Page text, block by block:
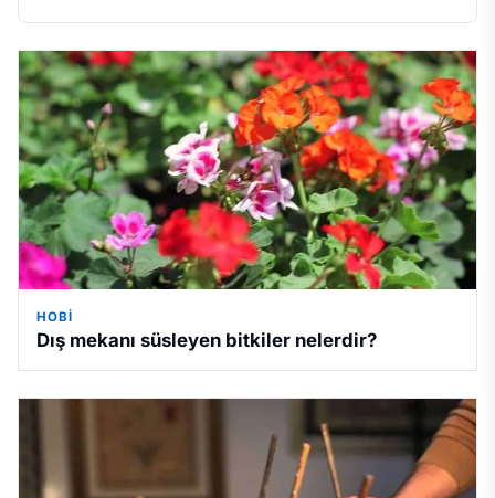
HOBI
Dış mekanı süsleyen bitkiler nelerdir?